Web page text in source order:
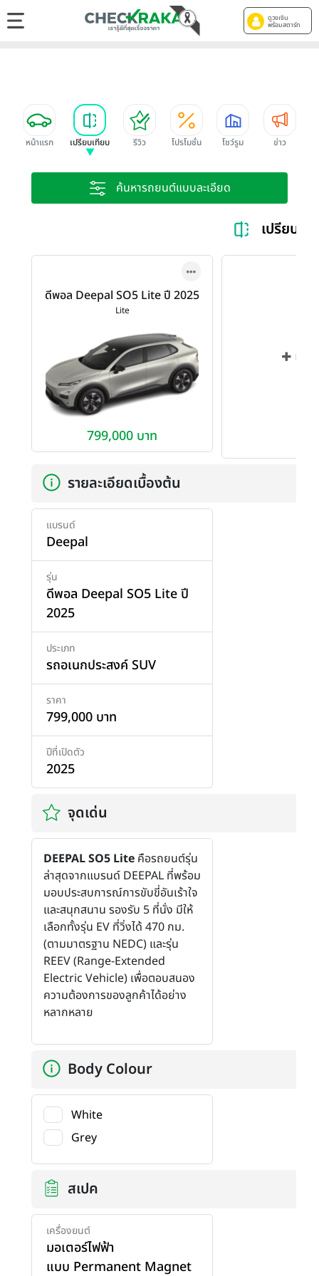
ดูวงเงิน
พร้อมสตาร์ท
หน้าแรก เปรียบเทียบ รีวิว โปรโมชั่น โชว์รูม ข่าว
ค้นหารถยนต์แบบละเอียด
เปรียบเ
ดีพอล Deepal SO5 Lite ปี 2025
Lite
799,000 บาท
เพิ่
รายละเอียดเบื้องต้น
แบรนด์
Deepal
รุ่น
ดีพอล Deepal SO5 Lite ปี
2025
ประเภท
รถอเนกประสงค์ SUV
ราคา
799,000 บาท
ปีที่เปิดตัว
2025
จุดเด่น
DEEPAL SO5 Lite คือรถยนต์รุ่น
ล่าสุดจากแบรนด์ DEEPAL ที่พร้อม
มอบประสบการณ์การขับขี่อันเร้าใจ
และสนุกสนาน รองรับ 5 ที่นั่ง มีให้
เลือกทั้งรุ่น EV ที่วิ่งได้ 470 กม.
(ตามมาตรฐาน NEDC) และรุ่น
REEV (Range-Extended
Electric Vehicle) เพื่อตอบสนอง
ความต้องการของลูกค้าได้อย่าง
หลากหลาย
Body Colour
White
Grey
สเปค
เครื่องยนต์
มอเตอร์ไฟฟ้า
แบบ Permanent Magnet